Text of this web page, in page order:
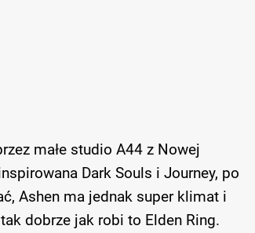
małe studio A44 z Nowej
Dark Souls i Journey, po
Ashen ma jednak super klimat i
dobrze jak robi to Elden Ring.